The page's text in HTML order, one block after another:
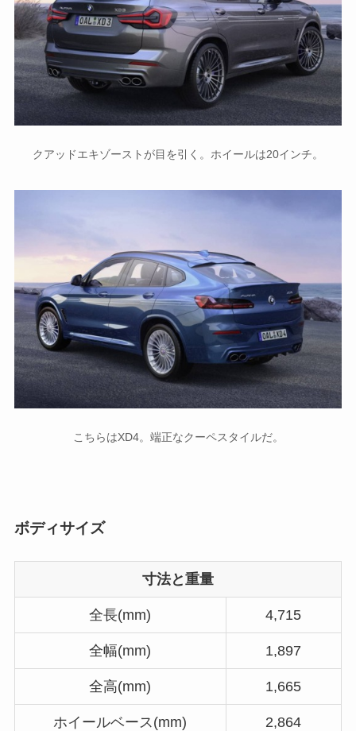
クアッドエキゾーストが目を引く。ホイールは20インチ。
こちらはXD4。端正なクーペスタイルだ。
ボディサイズ
寸法と重量
全長(mm) 4,715
全幅(mm) 1,897
全高(mm) 1,665
ホイールベース(mm) 2,864